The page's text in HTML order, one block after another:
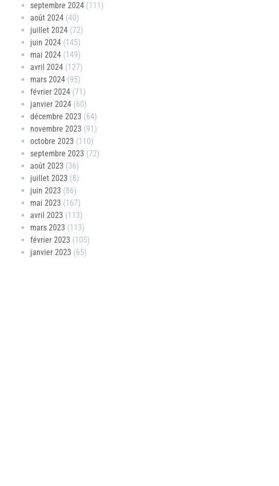
septembre 2024 (111)
août 2024 (40)
juillet 2024 (72)
juin 2024 (145)
mai 2024 (149)
avril 2024 (127)
mars 2024 (95)
février 2024 (71)
janvier 2024 (60)
décembre 2023 (64)
novembre 2023 (91)
octobre 2023 (110)
septembre 2023 (72)
août 2023 (36)
juillet 2023 (8)
juin 2023 (86)
mai 2023 (167)
avril 2023 (113)
mars 2023 (113)
février 2023 (105)
janvier 2023 (65)